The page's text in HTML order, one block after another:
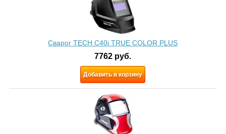
Сварог TECH C40i TRUE COLOR PLUS
7762 руб.
Добавить в корзину